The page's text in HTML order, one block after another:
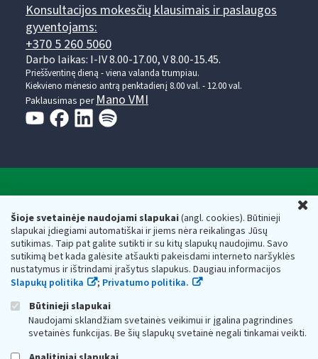
Šioje svetainėje naudojami slapukai(angl. cookies). Būtinieji
slapukai įdiegiami automatiškai ir jiems nėra reikalingas Jūsų
sutikimas. Taip pat galite sutikti ir su kitų slapukų naudojimu. Savo
sutikimą bet kada galėsite atšaukti pakeisdami interneto naršyklės
nustatymus ir ištrindami įrašytus slapukus. Daugiau informacijos
Slapukų politika
; Privatumo politika.
Būtinieji slapukai
Naudojami sklandžiam svetainės veikimui ir įgalina pagrindines
svetainės funkcijas. Be šių slapukų svetainė negali tinkamai veikti.
Konsultacijos mokesčių klausimais ir paslaugos
gyventojams:
+370 5 260 5060
Darbo laikas: I-IV 8.00-17.00, V 8.00-15.45.
Prieššventinę dieną - viena valanda trumpiau.
Kiekvieno mėnesio antrą penktadienį 8.00 val. - 12.00 val.
Paklausimas per Mano VMI
Respublikos finansų ministerijos
Biudžetinė įstaiga. Juridinio asmens kodas — 188659752,
adresas: Vasario 16-osios g. 14, 01107 Vilnius, Lietuva, el.paštas:
vmi@vmi.lt, E. pristatymo dėžutės adresas 188659752
Duomenys apie Valstybinę mokesčių inspekciją prie Lietuvos
Respublikos finansų ministerijos kaupiami ir saugomi Juridinių